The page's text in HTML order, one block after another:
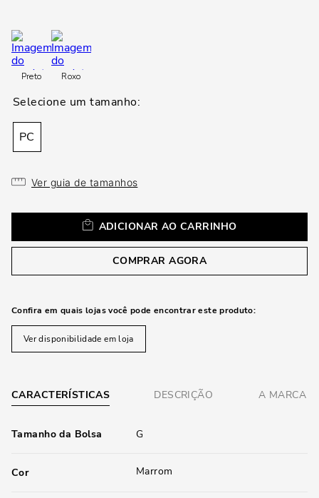
Preto Roxo
PC
Ver guia de tamanhos
ADICIONAR AO CARRINHO
COMPRAR AGORA
Confira em quais lojas você pode encontrar este produto:
Ver disponibilidade em loja
CARACTERÍSTICAS DESCRIÇÃO A MARCA
Tamanho da Bolsa G
Cor Marrom